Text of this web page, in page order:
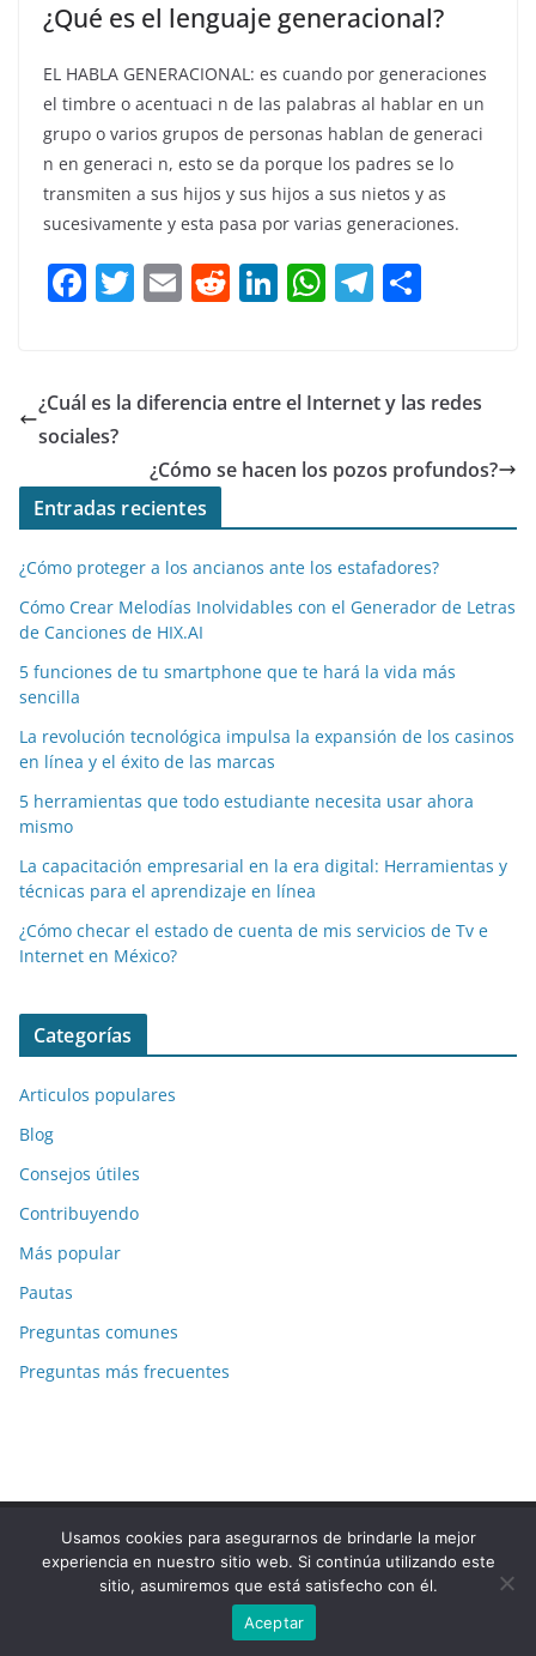
¿Qué es el lenguaje generacional?
EL HABLA GENERACIONAL: es cuando por generaciones
el timbre o acentuaci n de las palabras al hablar en un
grupo o varios grupos de personas hablan de generaci
n en generaci n, esto se da porque los padres se lo
transmiten a sus hijos y sus hijos a sus nietos y as
sucesivamente y esta pasa por varias generaciones.
F
e
b
o
o
k
T
er
E
l
R
di
Li
e
n
W
s
p
T
gr
m
p
tir
¿Cuál es la diferencia entre el Internet y las redes
sociales?
¿Cómo se hacen los pozos profundos?
Entradas recientes
¿Cómo proteger a los ancianos ante los estafadores?
Cómo Crear Melodías Inolvidables con el Generador de Letras
de Canciones de HIX.AI
5 funciones de tu smartphone que te hará la vida más
sencilla
La revolución tecnológica impulsa la expansión de los casinos
en línea y el éxito de las marcas
5 herramientas que todo estudiante necesita usar ahora
mismo
La capacitación empresarial en la era digital: Herramientas y
técnicas para el aprendizaje en línea
¿Cómo checar el estado de cuenta de mis servicios de Tv e
Internet en México?
Categorías
Articulos populares
Blog
Consejos útiles
Contribuyendo
Más popular
Pautas
Preguntas comunes
Preguntas más frecuentes
Copyright © 2026 La-Respuesta.com. Todos los derechos
reservados.
por ThemeGrill. Funciona con
Usamos cookies para asegurarnos de brindarle la mejor
experiencia en nuestro sitio web. Si continúa utilizando este
sitio, asumiremos que está satisfecho con él.
Aceptar